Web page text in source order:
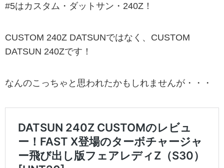
#5はカスタム・ダットサン・240Z！
CUSTOM 240Z DATSUNではなく、CUSTOM
DATSUN 240Zです！
なんのこっちゃと思われたかもしれませんが・・・